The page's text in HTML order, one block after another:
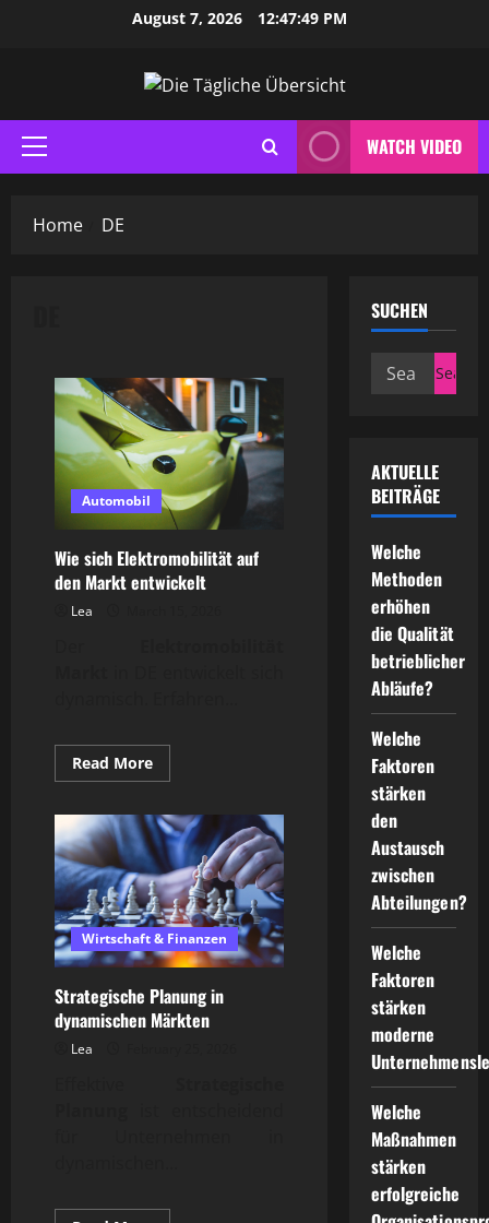
August 7, 2026 12:47:49 PM
Primary
Menu
WATCH VIDEO
Home DE
Automobil
Wie sich Elektromobilität auf
den Markt entwickelt
Lea
Read MoreRead
more
sich
Elektromobilität
auf
den
Markt
entwickelt
Wirtschaft & Finanzen
Strategische Planung in
dynamischen Märkten
Lea
SUCHEN
Search
AKTUELLE
BEITRÄGE
Welche
Methoden
erhöhen
die Qualität
betrieblicher
Abläufe?
Welche
Faktoren
stärken
den
Austausch
zwischen
Abteilungen?
Welche
Faktoren
stärken
moderne
Welche
Maßnahmen
stärken
erfolgreiche